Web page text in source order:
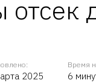
2025
Время
6